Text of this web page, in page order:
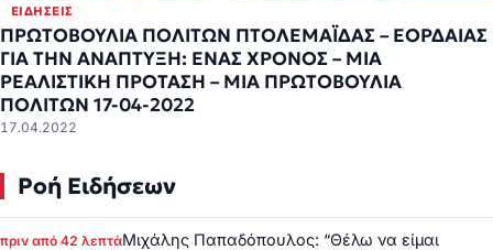
ΕΙΔΉΣΕΙΣ
ΠΡΩΤΟΒΟΥΛΙΑ ΠΟΛΙΤΩΝ ΠΤΟΛΕΜΑΪΔΑΣ – ΕΟΡΔΑΙΑΣ
ΓΙΑ ΤΗΝ ΑΝΑΠΤΥΞΗ: ΕΝΑΣ ΧΡΟΝΟΣ – ΜΙΑ
ΡΕΑΛΙΣΤΙΚΗ ΠΡΟΤΑΣΗ – ΜΙΑ ΠΡΩΤΟΒΟΥΛΙΑ
ΠΟΛΙΤΩΝ 17-04-2022
17.04.2022
Ροή Ειδήσεων
πριν από 42 λεπτάΜιχάλης Παπαδόπουλος: “Θέλω να είμαι